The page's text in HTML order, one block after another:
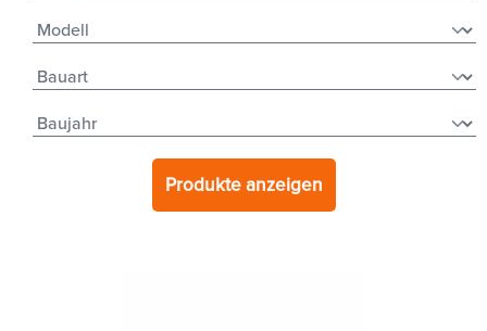
Produkte anzeigen